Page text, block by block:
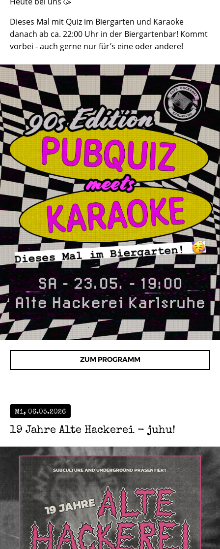
Dieses Mal mit Quiz im Biergarten und Karaoke
danach ab ca. 22:00 Uhr in der Biergartenbar! Kommt
vorbei - auch gerne nur für’s eine oder andere!
ZUM PROGRAMM
Mi, 06.05.2026
19 Jahre Alte Hackerei - juhu!